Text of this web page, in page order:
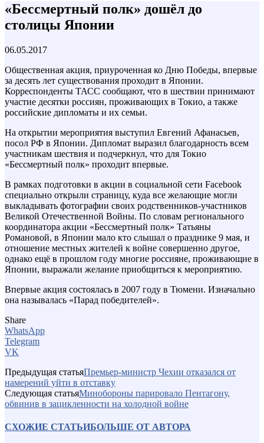
«Бессмертный полк» дошёл до
столицы Японии
06.05.2017
Общественная акция, приуроченная ко Дню Победы, впервые
за десять лет существования проходит в Японии.
Корреспонденты ТАСС сообщают, что в шествии принимают
участие десятки россиян, проживающих в Токио, а также
российские дипломаты и их семьи.
На открытии мероприятия выступил Евгений Афанасьев,
посол РФ в Японии. Дипломат выразил благодарность всем
участникам шествия и подчеркнул, что для Токио
«Бессмертный полк» проходит впервые.
В рамках подготовки в акции в социальной сети Facebook
специально открыли страницу, куда все желающие могли
выкладывать фотографии своих родственников-участников
Великой Отечественной Войны. По словам регионального
координатора акции «Бессмертный полк» Татьяны
Романовой, в Японии мало кто слышал о празднике 9 мая, и
отношение местных жителей к войне совершенно другое,
однако ещё в прошлом году многие россияне, проживающие в
Японии, выражали желание приобщиться к мероприятию.
Впервые акция состоялась в 2007 году в Тюмени. Изначально
она называлась «Парад победителей».
Share
WhatsApp
Telegram
VK
Предыдущая статьяПремьер-министр Чехии отказался от
намерений уйти в отставку
Следующая статьяМинобороны парировало Пентагону,
обвинив в зацикленности на холодной войне
СХОЖИЕ СТАТЬИБОЛЬШЕ ОТ АВТОРА